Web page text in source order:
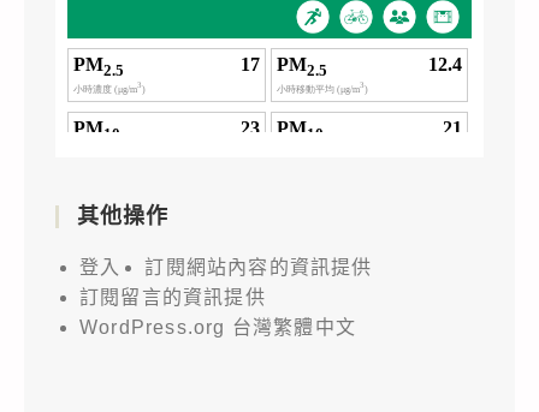
其他操作
登入
訂閱網站內容的資訊提供
訂閱留言的資訊提供
WordPress.org 台灣繁體中文